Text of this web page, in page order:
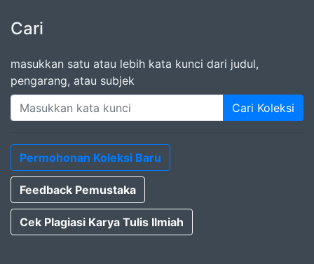
Cari
masukkan satu atau lebih kata kunci dari judul,
pengarang, atau subjek
Cari Koleksi
Permohonan Koleksi Baru
Feedback Pemustaka
Cek Plagiasi Karya Tulis Ilmiah